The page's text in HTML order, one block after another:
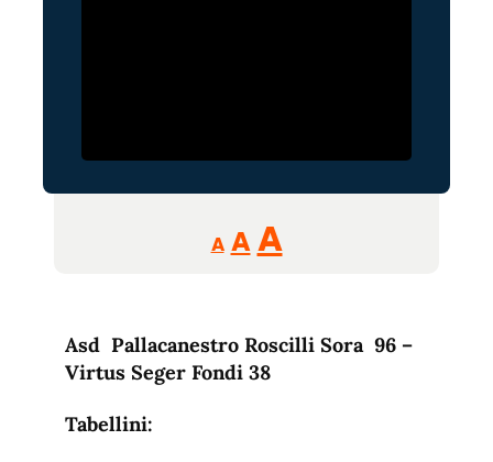
A
Reducir
tamaño
A Restablecer
fuente
AAumentar
de
Asd Pallacanestro Roscilli Sora 96 –
Virtus Seger Fondi 38
Tabellini: